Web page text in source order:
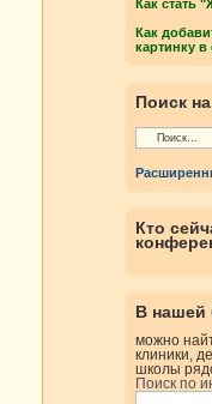
Как стать
Как
картинку
Поиск
Кто
В нашей
можно
клиники,
школы
Поиск по